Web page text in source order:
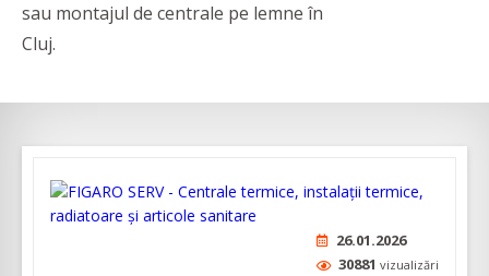
sau montajul de centrale pe lemne în
Cluj.
26.01.2026
30881 vizualizări